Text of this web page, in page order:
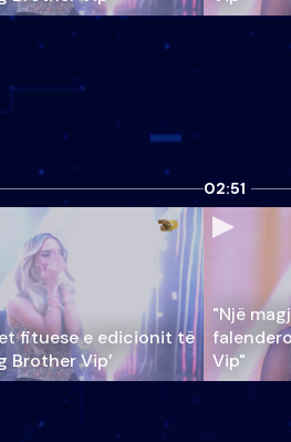
fituese e edicionit të
Brother Vip’
02:51
"Një
Vip"